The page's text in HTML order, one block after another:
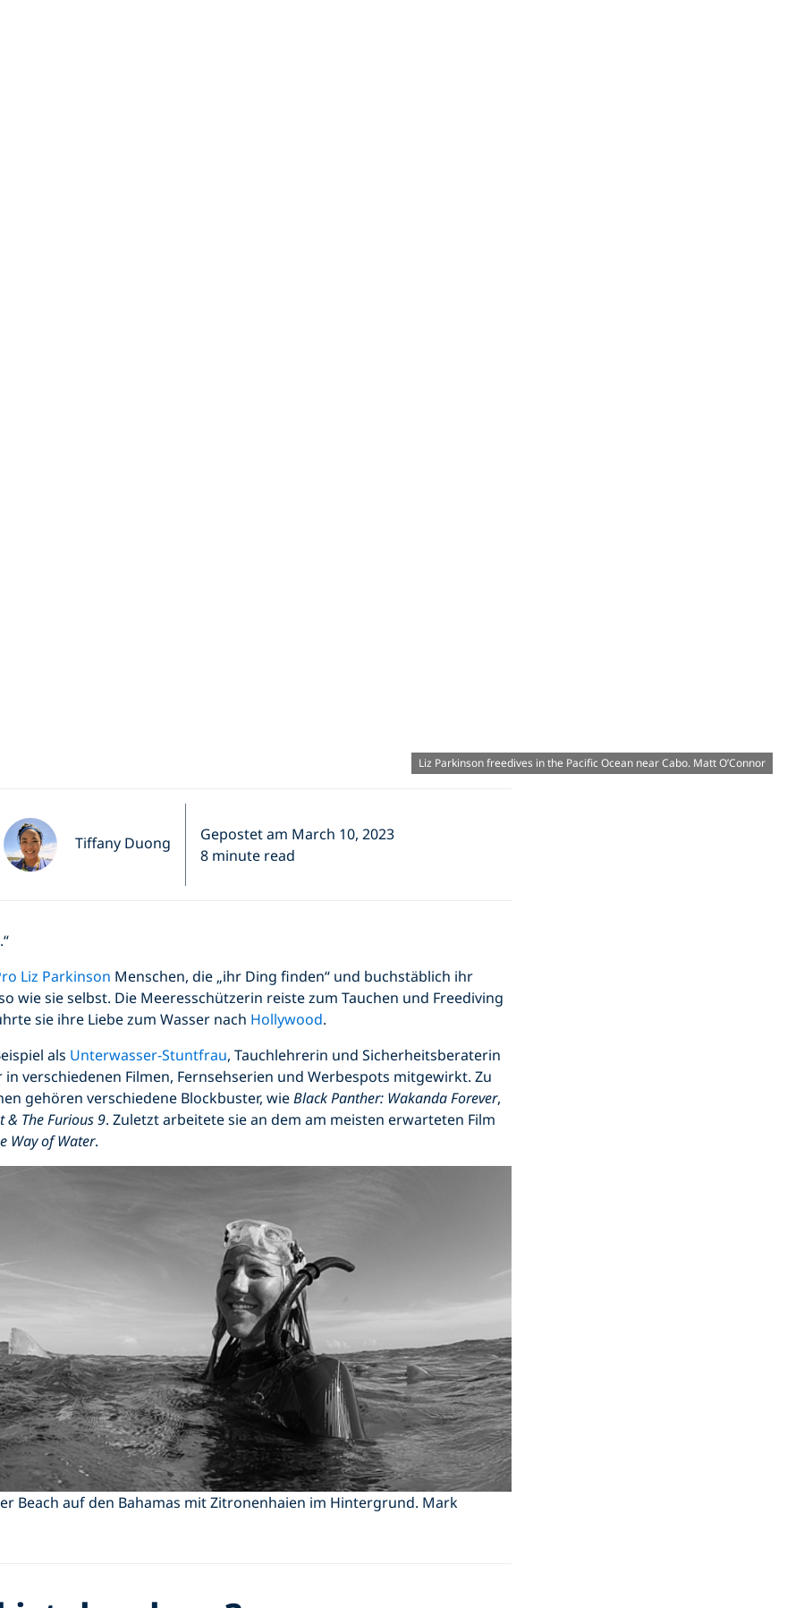
Liz Parkinson freedives in the Pacific Ocean near Cabo. Matt O’Connor
Tiffany Duong
Gepostet am March 10, 2023
8 minute read
Liz Parkinson Menschen, die „ihr Ding finden“ und buchstäblich ihr
wie sie selbst. Die Meeresschützerin reiste zum Tauchen und Freediving
sie ihre Liebe zum Wasser nach Hollywood.
als Unterwasser-Stuntfrau, Tauchlehrerin und Sicherheitsberaterin
verschiedenen Filmen, Fernsehserien und Werbespots mitgewirkt. Zu
gehören verschiedene Blockbuster, wieBlack Panther: Wakanda Forever,
& The Furious 9. Zuletzt arbeitete sie an dem am meisten erwarteten Film
Way of Water.
Beach auf den Bahamas mit Zitronenhaien im Hintergrund. Mark